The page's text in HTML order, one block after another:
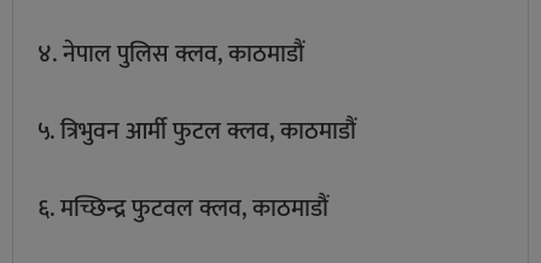
४. नेपाल पुलिस क्लव, काठमाडौं
५. त्रिभुवन आर्मी फुटल क्लव, काठमाडौं
६. मच्छिन्द्र फुटवल क्लव, काठमाडौं